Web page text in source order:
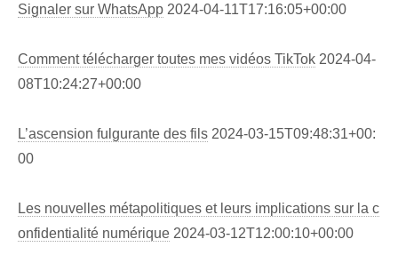
Signaler sur WhatsApp 2024-04-11T17:16:05+00:00
Comment télécharger toutes mes vidéos TikTok 2024-04-
08T10:24:27+00:00
L’ascension fulgurante des fils 2024-03-15T09:48:31+00:
00
Les nouvelles métapolitiques et leurs implications sur la c
onfidentialité numérique 2024-03-12T12:00:10+00:00